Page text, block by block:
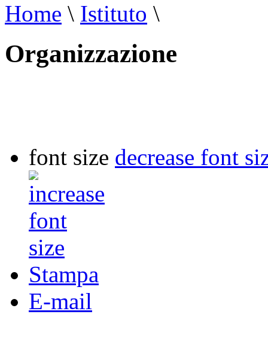
Home \ Istituto \
Organizzazione
font size decrease font
Stampa
E-mail